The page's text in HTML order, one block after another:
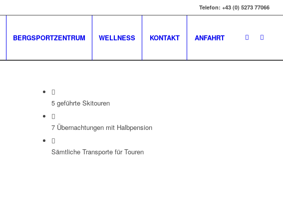
Telefon: +43 (0) 5273 77066
BERGSPORTZENTRUM WELLNESS KONTAKT ANFAHRT
5 geführte Skitouren
7 Übernachtungen mit Halbpension
Sämtliche Transporte für Touren